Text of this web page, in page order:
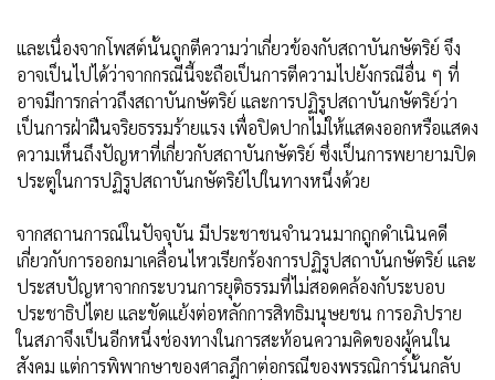
และเนื่องจากโพสต์นั้นถูกตีความว่าเกี่ยวข้องกับสถาบันกษัตริย์ จึง
อาจเป็นไปได้ว่าจากกรณีนี้จะถือเป็นการตีความไปยังกรณีอื่น ๆ ที่
อาจมีการกล่าวถึงสถาบันกษัตริย์ และการปฏิรูปสถาบันกษัตริย์ว่า
เป็นการฝ่าฝืนจริยธรรมร้ายแรง เพื่อปิดปากไม่ให้แสดงออกหรือแสดง
ความเห็นถึงปัญหาที่เกี่ยวกับสถาบันกษัตริย์ ซึ่งเป็นการพยายามปิด
ประตูในการปฏิรูปสถาบันกษัตริย์ไปในทางหนึ่งด้วย
จากสถานการณ์ในปัจจุบัน มีประชาชนจำนวนมากถูกดำเนินคดี
เกี่ยวกับการออกมาเคลื่อนไหวเรียกร้องการปฏิรูปสถาบันกษัตริย์ และ
ประสบปัญหาจากกระบวนการยุติธรรมที่ไม่สอดคล้องกับระบอบ
ประชาธิปไตย และขัดแย้งต่อหลักการสิทธิมนุษยชน การอภิปราย
ในสภาจึงเป็นอีกหนึ่งช่องทางในการสะท้อนความคิดของผู้คนใน
สังคม แต่การพิพากษาของศาลฎีกาต่อกรณีของพรรณิการ์นั้นกลับ